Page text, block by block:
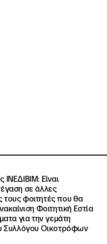
Είναι
σε άλλες
τους φοιτητές που θα
Φοιτητική Εστία
για την γεμάτη
Συλλόγου Οικοτρόφων